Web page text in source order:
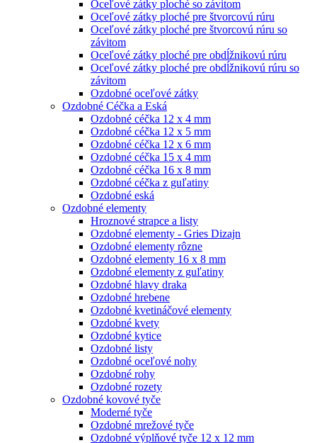
Oceľové zátky ploché so závitom
Oceľové zátky ploché pre štvorcovú rúru
Oceľové zátky ploché pre štvorcovú rúru so
závitom
Oceľové zátky ploché pre obdĺžnikovú rúru
Oceľové zátky ploché pre obdĺžnikovú rúru so
závitom
Ozdobné oceľové zátky
Ozdobné Céčka a Eská
Ozdobné céčka 12 x 4 mm
Ozdobné céčka 12 x 5 mm
Ozdobné céčka 12 x 6 mm
Ozdobné céčka 15 x 4 mm
Ozdobné céčka 16 x 8 mm
Ozdobné céčka z guľatiny
Ozdobné eská
Ozdobné elementy
Hroznové strapce a listy
Ozdobné elementy - Gries Dizajn
Ozdobné elementy rôzne
Ozdobné elementy 16 x 8 mm
Ozdobné elementy z guľatiny
Ozdobné hlavy draka
Ozdobné hrebene
Ozdobné kvetináčové elementy
Ozdobné kvety
Ozdobné kytice
Ozdobné listy
Ozdobné oceľové nohy
Ozdobné rohy
Ozdobné rozety
Ozdobné kovové tyče
Moderné tyče
Ozdobné mrežové tyče
Ozdobné výplňové tyče 12 x 12 mm